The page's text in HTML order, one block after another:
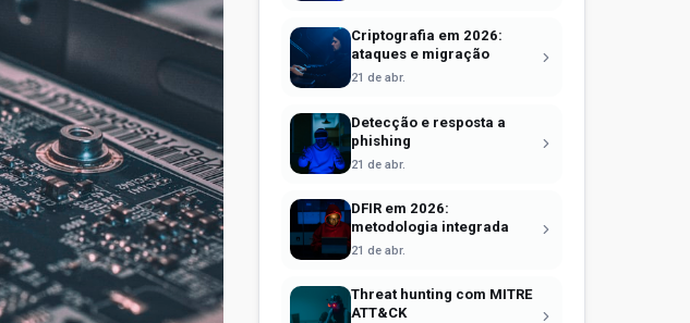
Criptografia em 2026:
ataques e migração
21 de abr.
Detecção e resposta a
phishing
21 de abr.
DFIR em 2026:
metodologia integrada
21 de abr.
Threat hunting com MITRE
ATT&CK